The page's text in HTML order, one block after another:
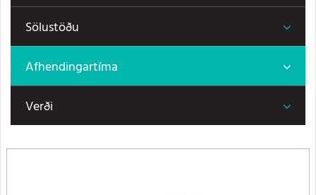
Sölustöðu
Afhendingartíma
Verði